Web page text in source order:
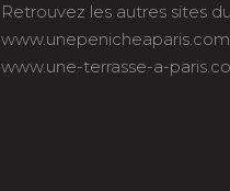
Retrouvez les autres sites
www.unepenicheaparis.com
www.une-terrasse-a-